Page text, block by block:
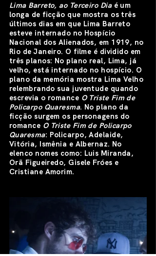
Lima Barreto, ao Terceiro Diaé um
longa de ficção que mostra os três
últimos dias em que Lima Barreto
esteve internado no Hospício
Nacional dos Alienados, em 1919, no
Rio de Janeiro. O filme é dividido em
três planos: No plano real, Lima, já
velho, está internado no hospício. O
plano da memória mostra Lima Velho
relembrando sua juventude quando
escrevia o romance O Triste Fim de
Policarpo Quaresma. No plano da
ficção surgem os personagens do
romance O Triste Fim de Policarpo
Quaresma: Policarpo, Adelaide,
Vitória, Ismênia e Albernaz. No
elenco nomes como: Luis Miranda,
Orã Figueiredo, Gisele Fróes e
Cristiane Amorim.